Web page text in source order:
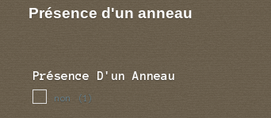
Présence d'un anneau
Présence D'un Anneau
non (1)